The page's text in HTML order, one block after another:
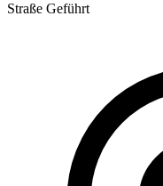
Straße Geführt